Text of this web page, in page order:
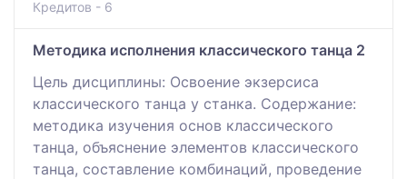
Кредитов - 6
Методика исполнения классического танца 2
Цель дисциплины: Освоение экзерсиса
классического танца у станка. Содержание:
методика изучения основ классического
танца, объяснение элементов классического
танца, составление комбинаций, проведение